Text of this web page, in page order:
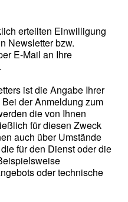
erteilten Einwilligung
Newsletter bzw.
E-Mail an Ihre
ist die Angabe Ihrer
der Anmeldung zum
die von Ihnen
für diesen Zweck
auch über Umstände
für den Dienst oder die
oder technische